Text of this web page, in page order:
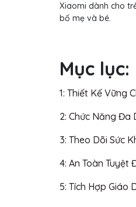
Xiaomi dành cho
bố mẹ và bé.
Mục lục:
1: Thiết Kế Vững
2: Chức Năng Đa
3: Theo Dõi Sức
4: An Toàn Tuyệt
5: Tích Hợp Giáo